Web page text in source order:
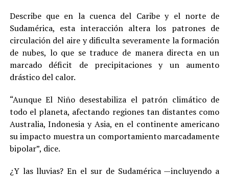
Describe que en la cuenca del Caribe y el norte de
Sudamérica, esta interacción altera los patrones de
circulación del aire y dificulta severamente la formación
de nubes, lo que se traduce de manera directa en un
marcado déficit de precipitaciones y un aumento
drástico del calor.
“Aunque El Niño desestabiliza el patrón climático de
todo el planeta, afectando regiones tan distantes como
Australia, Indonesia y Asia, en el continente americano
su impacto muestra un comportamiento marcadamente
bipolar”, dice.
¿Y las lluvias? En el sur de Sudamérica —incluyendo a